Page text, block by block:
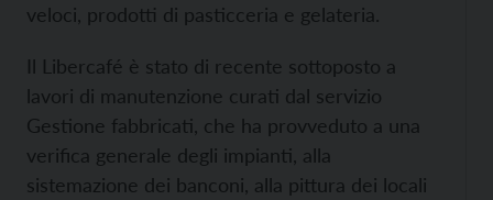
veloci, prodotti di pasticceria e gelateria.
Il Libercafé è stato di recente sottoposto a
lavori di manutenzione curati dal servizio
Gestione fabbricati, che ha provveduto a una
verifica generale degli impianti, alla
sistemazione dei banconi, alla pittura dei locali